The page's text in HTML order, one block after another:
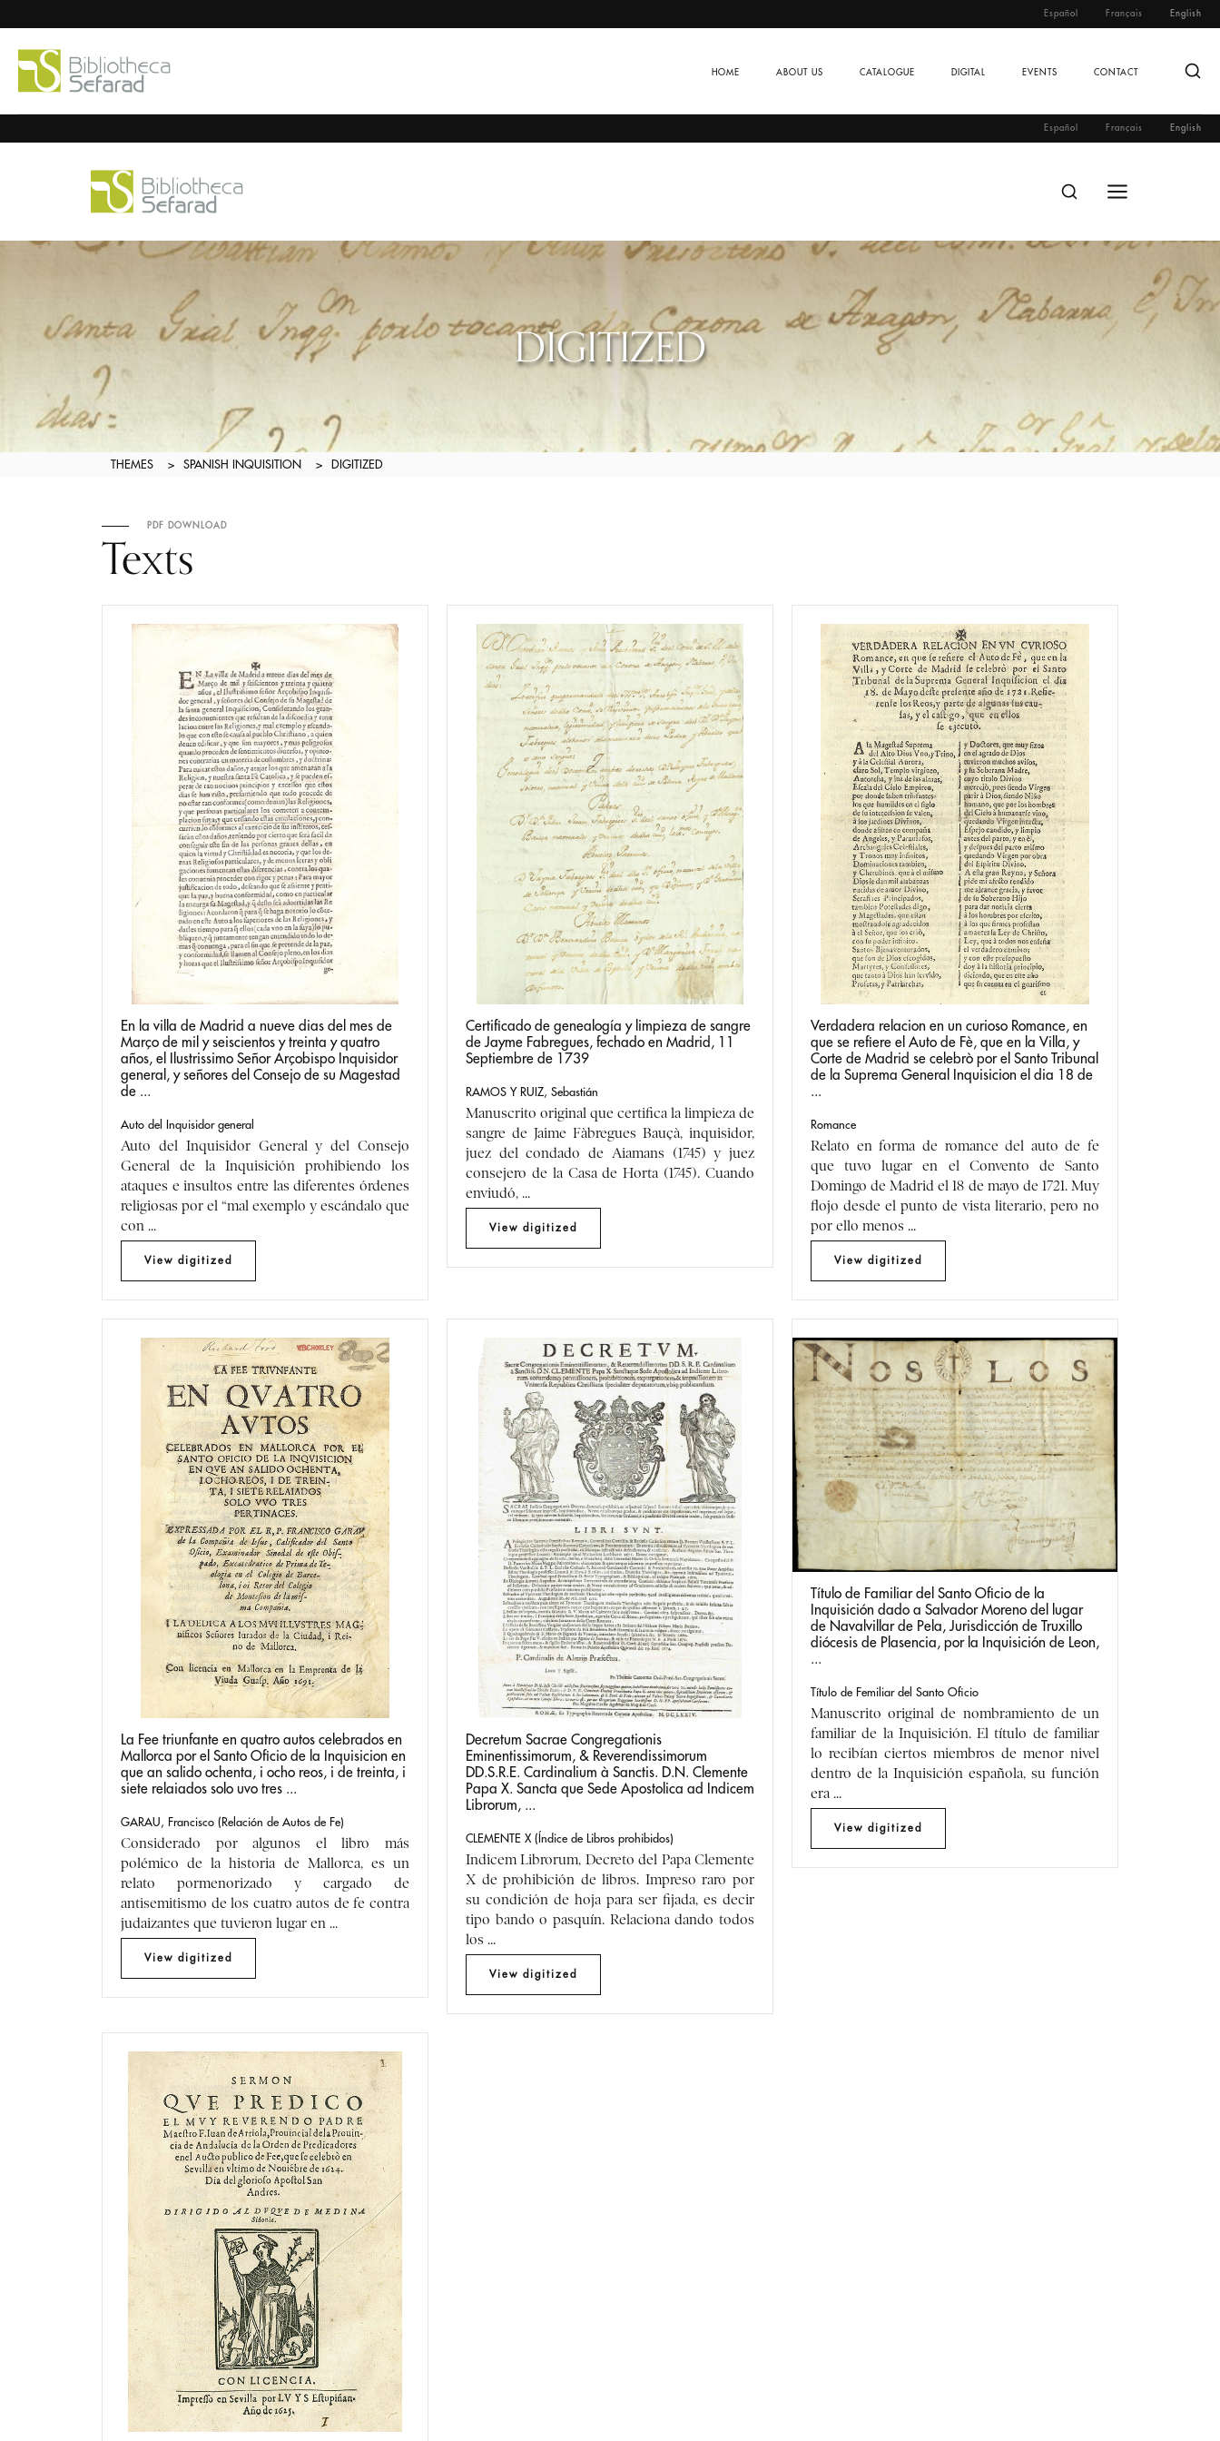
Español Français English
HOME ABOUT US CATALOGUE DIGITAL EVENTS CONTACT
Español Français English
DIGITIZED
THEMES > SPANISH INQUISITION > DIGITIZED
PDF DOWNLOAD
Texts
En la villa de Madrid a nueve dias del mes de
Março de mil y seiscientos y treinta y quatro
años, el Ilustrissimo Señor Arçobispo Inquisidor
general, y señores del Consejo de su Magestad
de ...
Auto del Inquisidor general
Auto del Inquisidor General y del Consejo
General de la Inquisición prohibiendo los
ataques e insultos entre las diferentes órdenes
religiosas por el “mal exemplo y escándalo que
con ...
Certificado de genealogía y limpieza de sangre
de Jayme Fabregues, fechado en Madrid, 11
Septiembre de 1739
RAMOS Y RUIZ, Sebastián
Manuscrito original que certifica la limpieza de
sangre de Jaime Fàbregues Bauçà, inquisidor,
juez del condado de Aiamans (1745) y juez
consejero de la Casa de Horta (1745). Cuando
enviudó, ...
Verdadera relacion en un curioso Romance, en
que se refiere el Auto de Fè, que en la Villa, y
Corte de Madrid se celebrò por el Santo Tribunal
de la Suprema General Inquisicion el dia 18 de
...
Romance
Relato en forma de romance del auto de fe
que tuvo lugar en el Convento de Santo
Domingo de Madrid el 18 de mayo de 1721. Muy
flojo desde el punto de vista literario, pero no
por ello menos ...
La Fee triunfante en quatro autos celebrados en
Mallorca por el Santo Oficio de la Inquisicion en
que an salido ochenta, i ocho reos, i de treinta, i
siete relaiados solo uvo tres ...
GARAU, Francisco (Relación de Autos de Fe)
Considerado por algunos el libro más
polémico de la historia de Mallorca, es un
relato pormenorizado y cargado de
antisemitismo de los cuatro autos de fe contra
judaizantes que tuvieron lugar en ...
Decretum Sacrae Congregationis
Eminentissimorum, & Reverendissimorum
DD.S.R.E. Cardinalium à Sanctis. D.N. Clemente
Papa X. Sancta que Sede Apostolica ad Indicem
Librorum, ...
CLEMENTE X (Índice de Libros prohibidos)
Indicem Librorum, Decreto del Papa Clemente
X de prohibición de libros. Impreso raro por
su condición de hoja para ser fijada, es decir
tipo bando o pasquín. Relaciona dando todos
los ...
Título de Familiar del Santo Oficio de la
Inquisición dado a Salvador Moreno del lugar
de Navalvillar de Pela, Jurisdicción de Truxillo
diócesis de Plasencia, por la Inquisición de Leon,
...
Título de Femiliar del Santo Oficio
Manuscrito original de nombramiento de un
familiar de la Inquisición. El título de familiar
lo recibían ciertos miembros de menor nivel
dentro de la Inquisición española, su función
era ...